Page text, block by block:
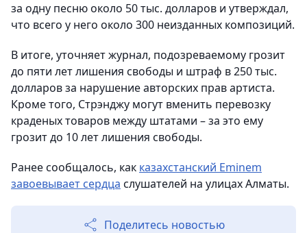
за одну песню около 50 тыс. долларов и утверждал,
что всего у него около 300 неизданных композиций.
В итоге, уточняет журнал, подозреваемому грозит
до пяти лет лишения свободы и штраф в 250 тыс.
долларов за нарушение авторских прав артиста.
Кроме того, Стрэнджу могут вменить перевозку
краденых товаров между штатами – за это ему
грозит до 10 лет лишения свободы.
Ранее сообщалось, как казахстанский Eminem
завоевывает сердца слушателей на улицах Алматы.
Поделитесь новостью